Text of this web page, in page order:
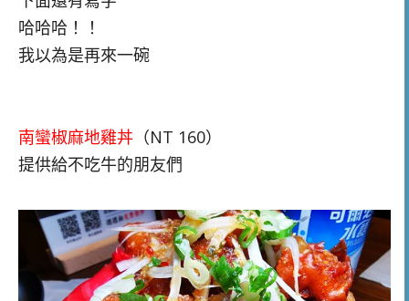
哈哈哈！！
我以為是再來一碗
南蠻椒麻地雞丼 （NT 160）
提供給不吃牛的朋友們